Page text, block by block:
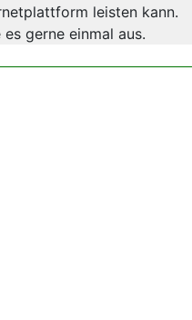
leisten kann.
es gerne einmal aus.